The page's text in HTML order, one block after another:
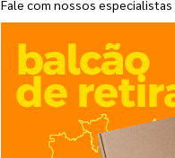
Fale com nossos especialistas